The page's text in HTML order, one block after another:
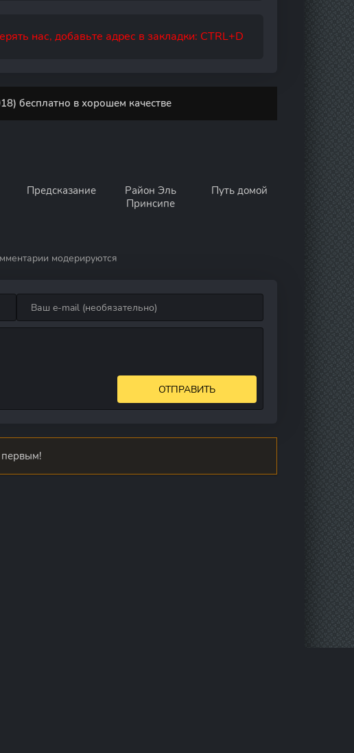
нас, добавьте адрес в закладки: CTRL+D
бесплатно в хорошем качестве
Предсказание
Район Эль
Принсипе
Путь домой
модерируются
ОТПРАВИТЬ
первым!